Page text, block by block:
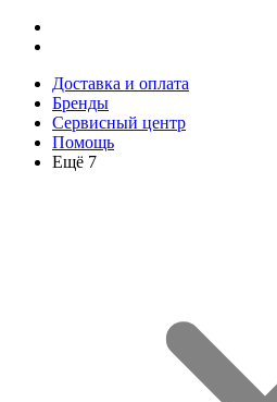
Доставка и оплата
Бренды
Сервисный центр
Помощь
Ещё 7